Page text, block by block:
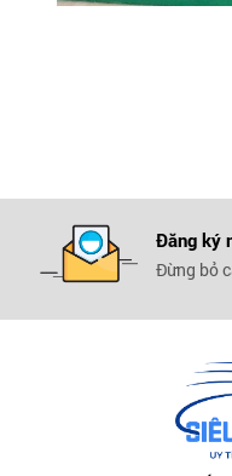
Đăng ký
Đừng bỏ